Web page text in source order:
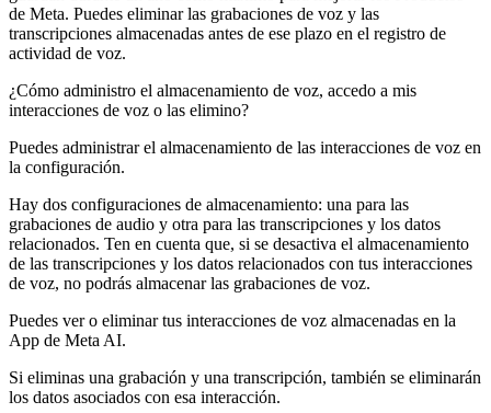
de Meta. Puedes eliminar las grabaciones de voz y las
transcripciones almacenadas antes de ese plazo en el registro de
actividad de voz.
¿Cómo administro el almacenamiento de voz, accedo a mis
interacciones de voz o las elimino?
Puedes administrar el almacenamiento de las interacciones de voz en
la configuración.
Hay dos configuraciones de almacenamiento: una para las
grabaciones de audio y otra para las transcripciones y los datos
relacionados. Ten en cuenta que, si se desactiva el almacenamiento
de las transcripciones y los datos relacionados con tus interacciones
de voz, no podrás almacenar las grabaciones de voz.
Puedes ver o eliminar tus interacciones de voz almacenadas en la
App de Meta AI.
Si eliminas una grabación y una transcripción, también se eliminarán
los datos asociados con esa interacción.